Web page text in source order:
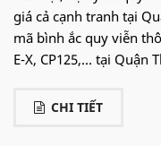
giá cả cạnh tranh tại
mã bình ắc quy viễn
E-X, CP125,... tại Quận
CHI TIẾT